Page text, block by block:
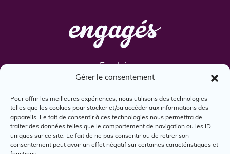
Gérer le consentement
Pour offrir les meilleures expériences, nous utilisons des technologies
telles que les cookies pour stocker et/ou accéder aux informations des
appareils. Le fait de consentir à ces technologies nous permettra de
traiter des données telles que le comportement de navigation ou les ID
uniques sur ce site. Le fait de ne pas consentir ou de retirer son
consentement peut avoir un effet négatif sur certaines caractéristiques et
Emplois
Services
Engagés
Boîte à outils
Nous joindre